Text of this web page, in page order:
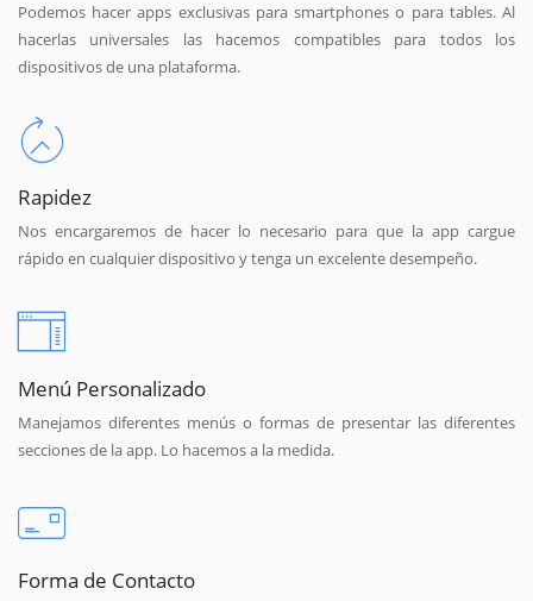
Podemos hacer apps exclusivas para smartphones o para tables. Al
hacerlas universales las hacemos compatibles para todos los
dispositivos de una plataforma.
Rapidez
Nos encargaremos de hacer lo necesario para que la app cargue
rápido en cualquier dispositivo y tenga un excelente desempeño.
Menú Personalizado
Manejamos diferentes menús o formas de presentar las diferentes
secciones de la app. Lo hacemos a la medida.
Forma de Contacto